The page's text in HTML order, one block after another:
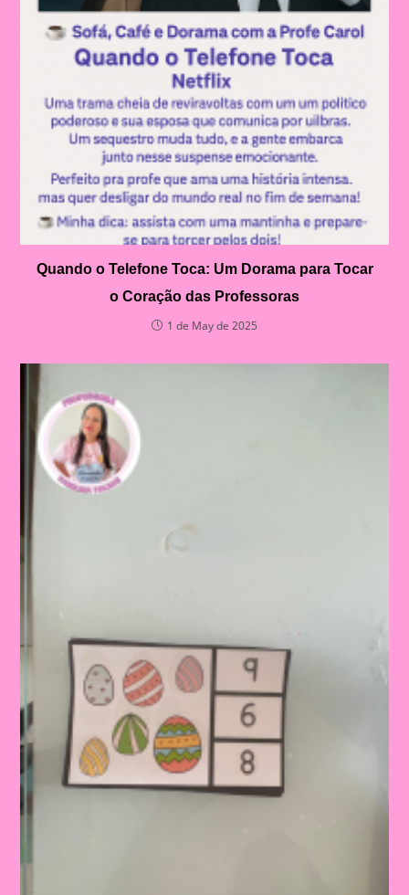
Quando o Telefone Toca: Um Dorama para Tocar
o Coração das Professoras
1 de May de 2025